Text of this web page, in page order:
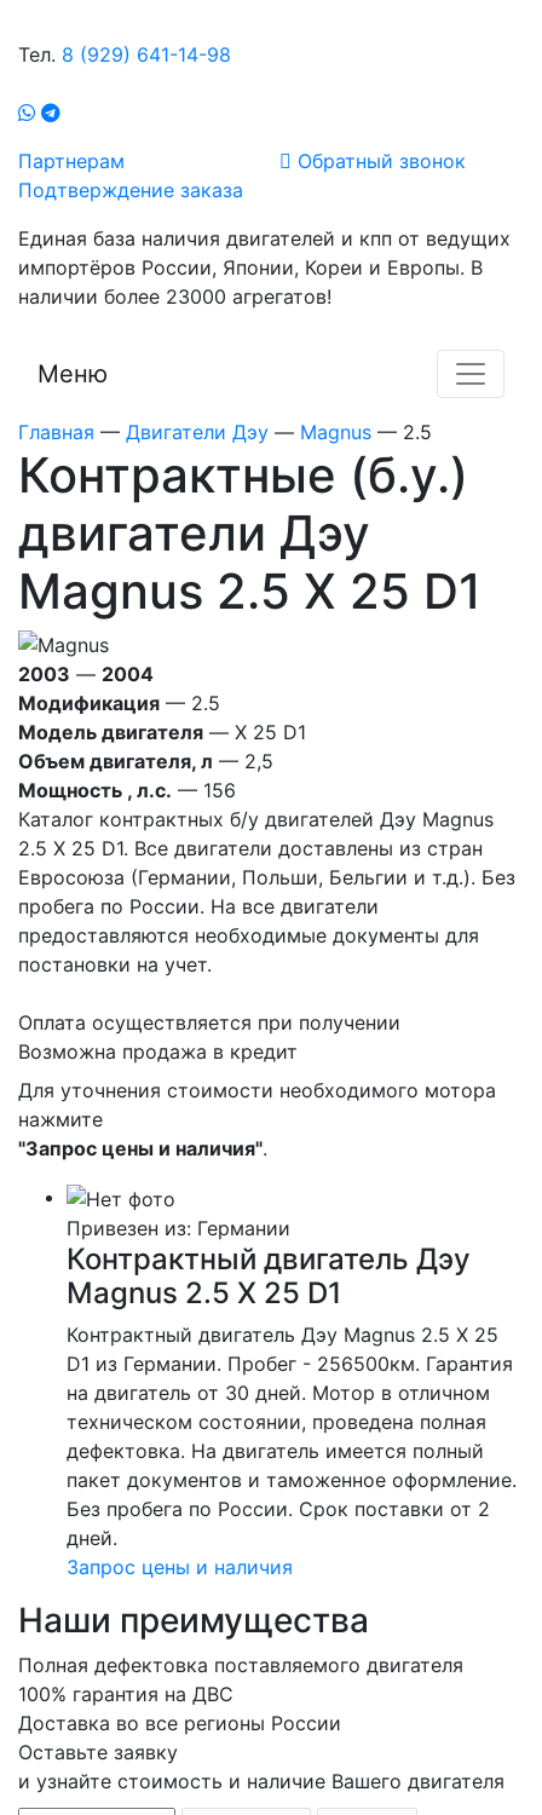
Тел. 8 (929) 641-14-98
Партнерам
Подтверждение заказа
Обратный звонок
Единая база наличия двигателей и кпп от ведущих
импортёров России, Японии, Кореи и Европы. В
наличии более 23000 агрегатов!
Меню
Главная — Двигатели Дэу — Magnus — 2.5
Контрактные (б.у.)
двигатели Дэу
Magnus 2.5 X 25 D1
2003 — 2004
Модификация — 2.5
Модель двигателя — X 25 D1
Объем двигателя, л — 2,5
Мощность , л.с. — 156
Каталог контрактных б/у двигателей Дэу Magnus
2.5 X 25 D1. Все двигатели доставлены из стран
Евросоюза (Германии, Польши, Бельгии и т.д.). Без
пробега по России. На все двигатели
предоставляются необходимые документы для
постановки на учет.
Оплата осуществляется при получении
Возможна продажа в кредит
Для уточнения стоимости необходимого мотора
нажмите
"Запрос цены и наличия".
Привезен из: Германии
Контрактный двигатель Дэу
Magnus 2.5 X 25 D1
Контрактный двигатель Дэу Magnus 2.5 X 25
D1 из Германии. Пробег - 256500км. Гарантия
на двигатель от 30 дней. Мотор в отличном
техническом состоянии, проведена полная
дефектовка. На двигатель имеется полный
пакет документов и таможенное оформление.
Без пробега по России. Срок поставки от 2
дней.
Запрос цены и наличия
Наши преимущества
Полная дефектовка поставляемого двигателя
100% гарантия на ДВС
Доставка во все регионы России
Оставьте заявку
и узнайте стоимость и наличие Вашего двигателя